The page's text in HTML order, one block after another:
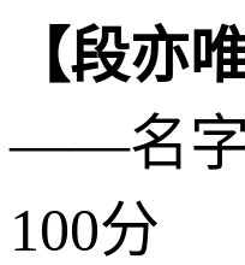
【段亦唯
——名字
100分